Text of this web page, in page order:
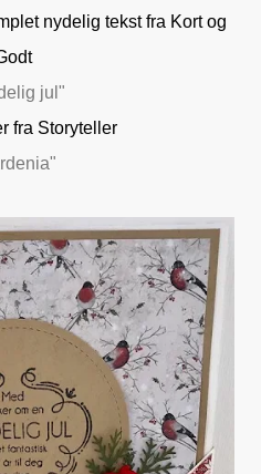
nydelig tekst fra Kort og
jul"
fra Storyteller